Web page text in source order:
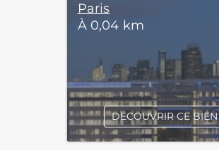
Paris
À 0,04 km
DÉCOUVRIR CE BIEN